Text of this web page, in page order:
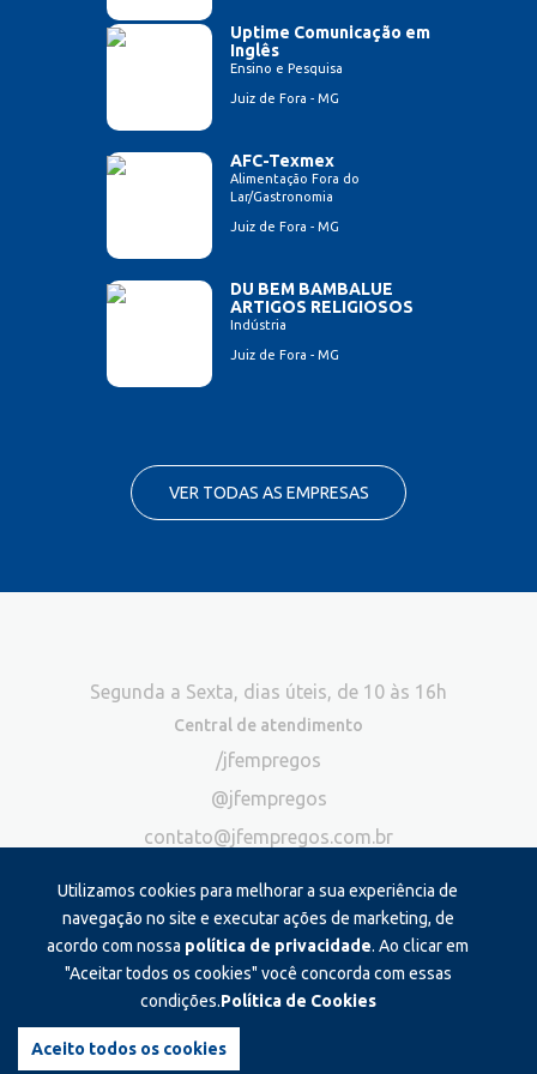
Uptime Comunicação em
Inglês
Ensino e Pesquisa
Juiz de Fora - MG
AFC-Texmex
Alimentação Fora do
Lar/Gastronomia
Juiz de Fora - MG
DU BEM BAMBALUE
ARTIGOS RELIGIOSOS
Indústria
Juiz de Fora - MG
VER TODAS AS EMPRESAS
Utilizamos cookies para melhorar a sua experiência de
navegação no site e executar ações de marketing, de
acordo com nossa política de privacidade. Ao clicar em
"Aceitar todos os cookies" você concorda com essas
condições.Política de Cookies
Aceito todos os cookies
Segunda a Sexta, dias úteis, de 10 às 16h
Central de atendimento
/jfempregos
@jfempregos
contato@jfempregos.com.br
Publicidade
*Exclusivo para atendimento via chat. Não atendemos ligações neste
canal
Produzido e administrado por:
©2026 JF Empregos. Todos os direitos reservados